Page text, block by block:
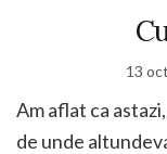
13
Am aflat ca
de unde